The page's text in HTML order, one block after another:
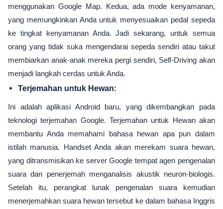
menggunakan Google Map. Kedua, ada mode kenyamanan,
yang memungkinkan Anda untuk menyesuaikan pedal sepeda
ke tingkat kenyamanan Anda. Jadi sekarang, untuk semua
orang yang tidak suka mengendarai sepeda sendiri atau takut
membiarkan anak-anak mereka pergi sendiri, Self-Driving akan
menjadi langkah cerdas untuk Anda.
Terjemahan untuk Hewan:
Ini adalah aplikasi Android baru, yang dikembangkan pada
teknologi terjemahan Google. Terjemahan untuk Hewan akan
membantu Anda memahami bahasa hewan apa pun dalam
istilah manusia. Handset Anda akan merekam suara hewan,
yang ditransmisikan ke server Google tempat agen pengenalan
suara dan penerjemah menganalisis akustik neuron-biologis.
Setelah itu, perangkat lunak pengenalan suara kemudian
menerjemahkan suara hewan tersebut ke dalam bahasa Inggris